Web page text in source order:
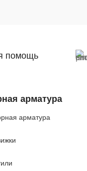
помощь
арматура
арматура